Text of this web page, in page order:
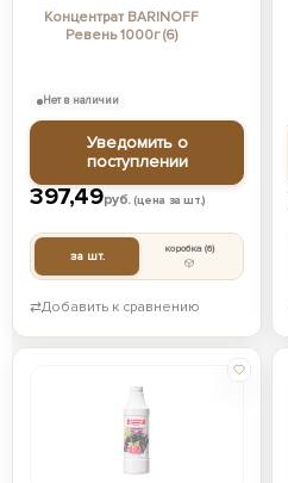
Концентрат BARINOFF
Ревень 1000г (6)
397,49руб.(цена за шт.)
за шт. коробка(6)
Нет в наличии
Уведомить о
поступлении
⇄Добавить к сравнению